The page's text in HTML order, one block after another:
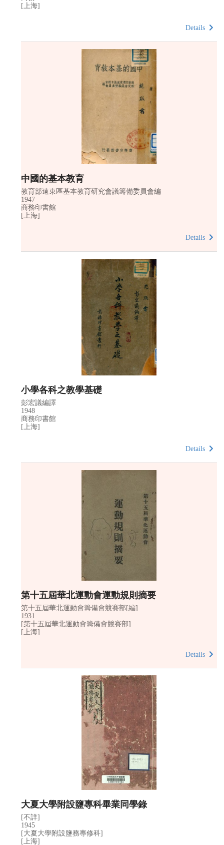
[上海]
Details
中國的基本教育
教育部遠東區基本教育研究會議籌備委員會編
1947
商務印書館
[上海]
Details
小學各科之教學基礎
彭宏議編譯
1948
商務印書館
[上海]
Details
第十五屆華北運動會運動規則摘要
第十五屆華北運動會籌備會競賽部[編]
1931
[第十五屆華北運動會籌備會競賽部]
[上海]
Details
大夏大學附設鹽專科畢業同學錄
[不詳]
1945
[大夏大學附設鹽務專修科]
[上海]